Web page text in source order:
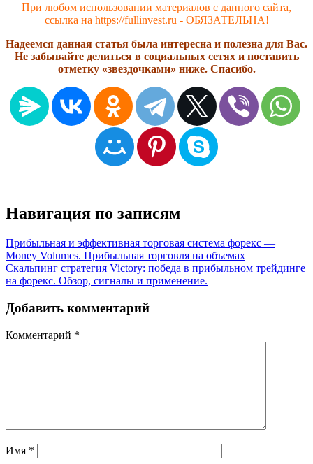
При любом использовании материалов с данного сайта,
ссылка на https://fullinvest.ru - ОБЯЗАТЕЛЬНА!
Надеемся данная статья была интересна и полезна для Вас.
Не забывайте делиться в социальных сетях и поставить
отметку «звездочками» ниже. Спасибо.
Навигация по записям
Прибыльная и эффективная торговая система форекс —
Money Volumes. Прибыльная торговля на объемах
Скальпинг стратегия Victory: победа в прибыльном трейдинге
на форекс. Обзор, сигналы и применение.
Добавить комментарий
Комментарий *
Имя *